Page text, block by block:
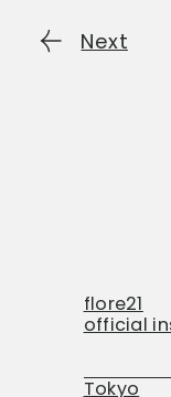
Next
flore21
official
Tokyo